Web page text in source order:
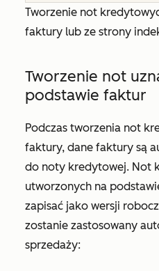
Tworzenie not
faktury lub ze strony
Tworzenie not
podstawie faktur
Podczas tworzenia not
faktury, dane faktury są
do noty kredytowej. Not
utworzonych na
zapisać jako wersji
zostanie zastosowany
sprzedaży: